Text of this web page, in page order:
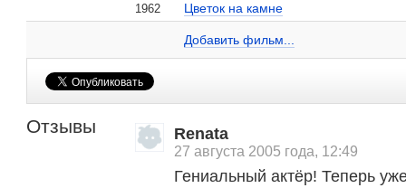
1962 Цветок на камне
Добавить фильм...
Мы из джаза
Борислав Брондуков на сайте Кино-Театр.ru
Отзывы Renata
27 августа 2005 года, 12:49
Гениальный актёр! Теперь